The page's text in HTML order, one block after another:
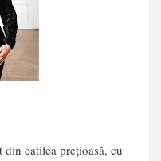
din catifea preţioasă, cu